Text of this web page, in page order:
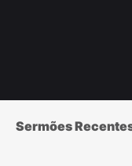
Sermões